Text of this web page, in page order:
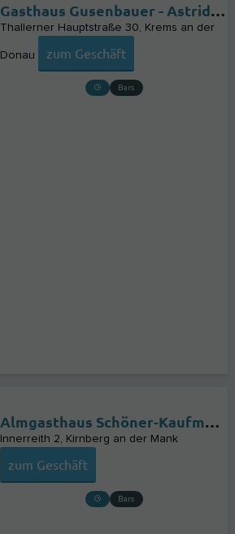
Gasthaus Gusenbauer - Astrid Michaela Wagensonner
Thallerner Hauptstraße 30 Krems an der
Donau zum Geschäft
Bars
Almgasthaus Schöner-Kaufmann
Innerreith 2 Kirnberg an der Mank
zum Geschäft
Bars